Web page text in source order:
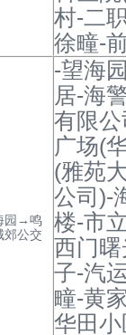
村-二
徐疃-
园→鸣
郊公交
-望海
居-海
有限
广场(
(雅苑
公司)-
楼-市
西门
子-汽
疃-黄
华田